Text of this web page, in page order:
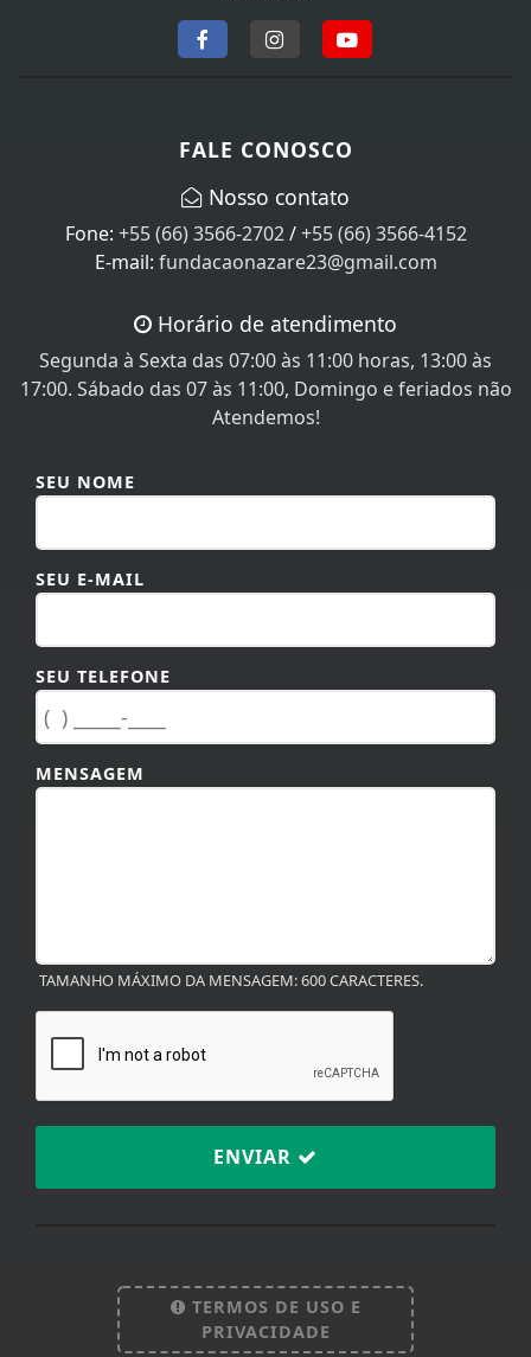
+55 (66) 3566-2702/+55 (66) 3566-4152
E-mail:fundacaonazare23@gmail.com
Segunda à Sexta das 07:00 às 11:00 horas, 13:00 às
17:00. Sábado das 07 às 11:00, Domingo e feriados não
Atendemos!
TAMANHO MÁXIMO DA MENSAGEM: 600 CARACTERES.
TERMOS DE USO E
PRIVACIDADE
Termos de Uso e Privacidade